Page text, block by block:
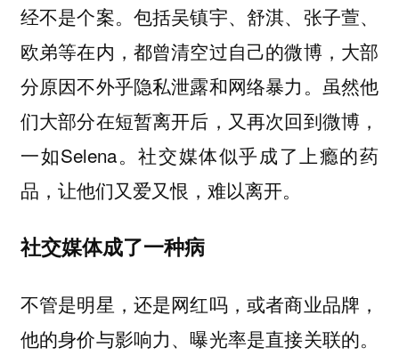
经不是个案。包括吴镇宇、舒淇、张子萱、
欧弟等在内，都曾清空过自己的微博，大部
分原因不外乎隐私泄露和网络暴力。虽然他
们大部分在短暂离开后，又再次回到微博，
一如Selena。社交媒体似乎成了上瘾的药
品，让他们又爱又恨，难以离开。
社交媒体成了一种病
不管是明星，还是网红吗，或者商业品牌，
他的身价与影响力、曝光率是直接关联的。